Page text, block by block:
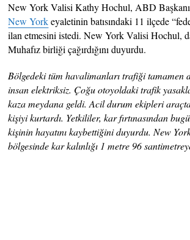
New York Valisi Kathy Hochul, ABD Başkanı
New Yorkeyaletinin batısındaki 11 ilçede
ilan etmesini istedi. New York Valisi Hochul,
Muhafız birliği çağırdığını duyurdu.
Bölgedeki tüm havalimanları trafiği tamamen
insan elektriksiz. Çoğu otoyoldaki trafik
kaza meydana geldi. Acil durum ekipleri
kişiyi kurtardı. Yetkililer, kar fırtınasından
kişinin hayatını kaybettiğini duyurdu. New
bölgesinde kar kalınlığı 1 metre 96